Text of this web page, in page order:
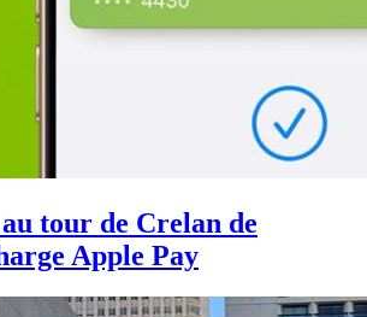
tour de Crelan de
Apple Pay